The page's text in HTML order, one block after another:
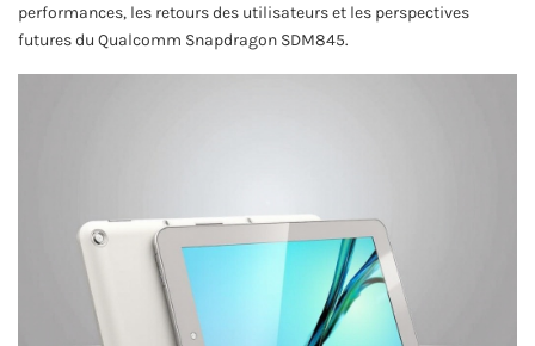
performances, les retours des utilisateurs et les perspectives
futures du Qualcomm Snapdragon SDM845.